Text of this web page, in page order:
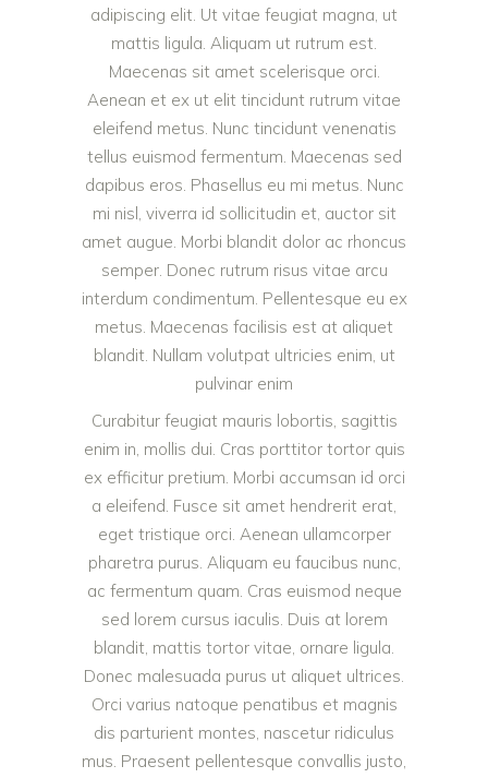
adipiscing elit. Ut vitae feugiat magna, ut
mattis ligula. Aliquam ut rutrum est.
Maecenas sit amet scelerisque orci.
Aenean et ex ut elit tincidunt rutrum vitae
eleifend metus. Nunc tincidunt venenatis
tellus euismod fermentum. Maecenas sed
dapibus eros. Phasellus eu mi metus. Nunc
mi nisl, viverra id sollicitudin et, auctor sit
amet augue. Morbi blandit dolor ac rhoncus
semper. Donec rutrum risus vitae arcu
interdum condimentum. Pellentesque eu ex
metus. Maecenas facilisis est at aliquet
blandit. Nullam volutpat ultricies enim, ut
pulvinar enim
Curabitur feugiat mauris lobortis, sagittis
enim in, mollis dui. Cras porttitor tortor quis
ex efficitur pretium. Morbi accumsan id orci
a eleifend. Fusce sit amet hendrerit erat,
eget tristique orci. Aenean ullamcorper
pharetra purus. Aliquam eu faucibus nunc,
ac fermentum quam. Cras euismod neque
sed lorem cursus iaculis. Duis at lorem
blandit, mattis tortor vitae, ornare ligula.
Donec malesuada purus ut aliquet ultrices.
Orci varius natoque penatibus et magnis
dis parturient montes, nascetur ridiculus
mus. Praesent pellentesque convallis justo,